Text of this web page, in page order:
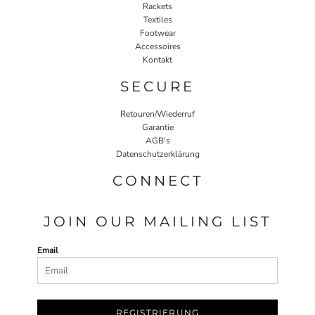
Rackets
Textiles
Footwear
Accessoires
Kontakt
SECURE
Retouren/Wiederruf
Garantie
AGB's
Datenschutzerklärung
CONNECT
JOIN OUR MAILING LIST
Email
REGISTRIERUNG